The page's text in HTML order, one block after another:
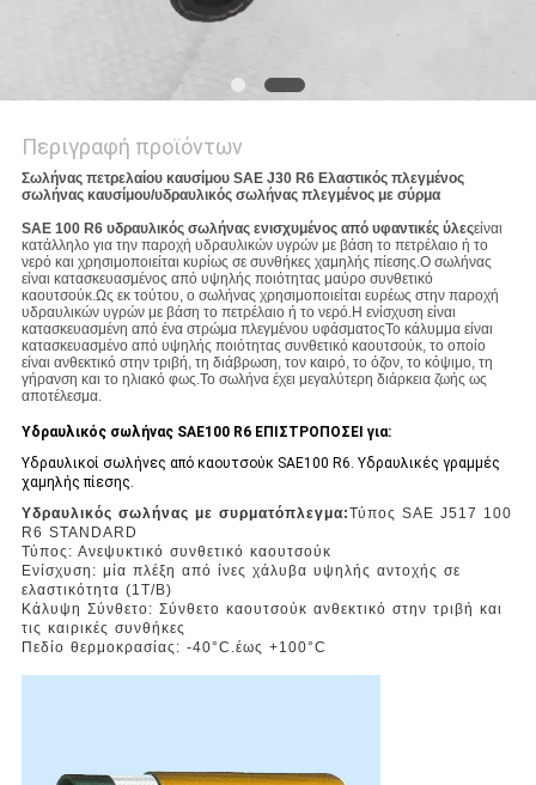
Περιγραφή προϊόντων
Σωλήνας πετρελαίου καυσίμου SAE J30 R6 Ελαστικός πλεγμένος
σωλήνας καυσίμου/υδραυλικός σωλήνας πλεγμένος με σύρμα
SAE 100 R6 υδραυλικός σωλήνας ενισχυμένος από υφαντικές ύλεςείναι
κατάλληλο για την παροχή υδραυλικών υγρών με βάση το πετρέλαιο ή το
νερό και χρησιμοποιείται κυρίως σε συνθήκες χαμηλής πίεσης.Ο σωλήνας
είναι κατασκευασμένος από υψηλής ποιότητας μαύρο συνθετικό
καουτσούκ.Ως εκ τούτου, ο σωλήνας χρησιμοποιείται ευρέως στην παροχή
υδραυλικών υγρών με βάση το πετρέλαιο ή το νερό.Η ενίσχυση είναι
κατασκευασμένη από ένα στρώμα πλεγμένου υφάσματοςΤο κάλυμμα είναι
κατασκευασμένο από υψηλής ποιότητας συνθετικό καουτσούκ, το οποίο
είναι ανθεκτικό στην τριβή, τη διάβρωση, τον καιρό, το όζον, το κόψιμο, τη
γήρανση και το ηλιακό φως.Το σωλήνα έχει μεγαλύτερη διάρκεια ζωής ως
αποτέλεσμα.
Υδραυλικός σωλήνας SAE100 R6 ΕΠΙΣΤΡΟΠΟΣΕΙ για:
Υδραυλικοί σωλήνες από καουτσούκ SAE100 R6. Υδραυλικές γραμμές
χαμηλής πίεσης.
Υδραυλικός σωλήνας με συρματόπλεγμα:Τύπος SAE J517 100
R6 STANDARD
Τύπος: Ανεψυκτικό συνθετικό καουτσούκ
Ενίσχυση: μία πλέξη από ίνες χάλυβα υψηλής αντοχής σε
ελαστικότητα (1T/B)
Κάλυψη Σύνθετο: Σύνθετο καουτσούκ ανθεκτικό στην τριβή και
τις καιρικές συνθήκες
Πεδίο θερμοκρασίας: -40°C έως +100°C